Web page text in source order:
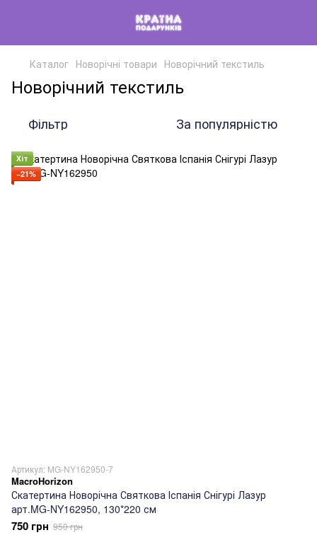
Каталог Новорічні товари Новорічний текстиль
Новорічний текстиль
Фільтр За популярністю
Хіт
−21%
Артикул: MG-NY162950-7
MacroHorizon
Скатертина Новорічна Святкова Іспанія Снігурі Лазур
арт.MG-NY162950, 130*220 см
750 грн 950 грн